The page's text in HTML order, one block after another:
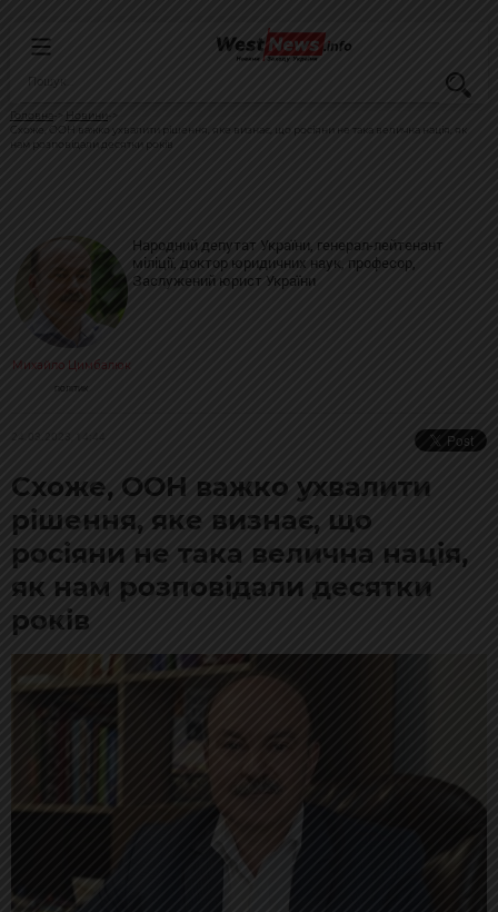
Головна
Новини
Схоже, ООН важко ухвалити рішення, яке визнає, що росіяни не така велична нація, як
нам розповідали десятки років
Михайло Цимбалюк
ПОЛІТИК
Народний депутат України, генерал-лейтенант
міліції, доктор юридичних наук, професор,
Заслужений юрист України
Схоже, ООН важко ухвалити
рішення, яке визнає, що
росіяни не така велична нація,
як нам розповідали десятки
років